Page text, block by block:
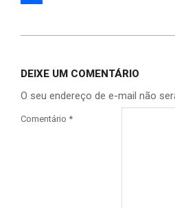
25
DEIXE UM COMENTÁRIO
O seu endereço de e-mail não
Comentário *